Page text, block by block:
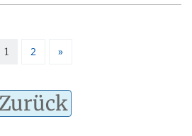
1 2 »
Zurück